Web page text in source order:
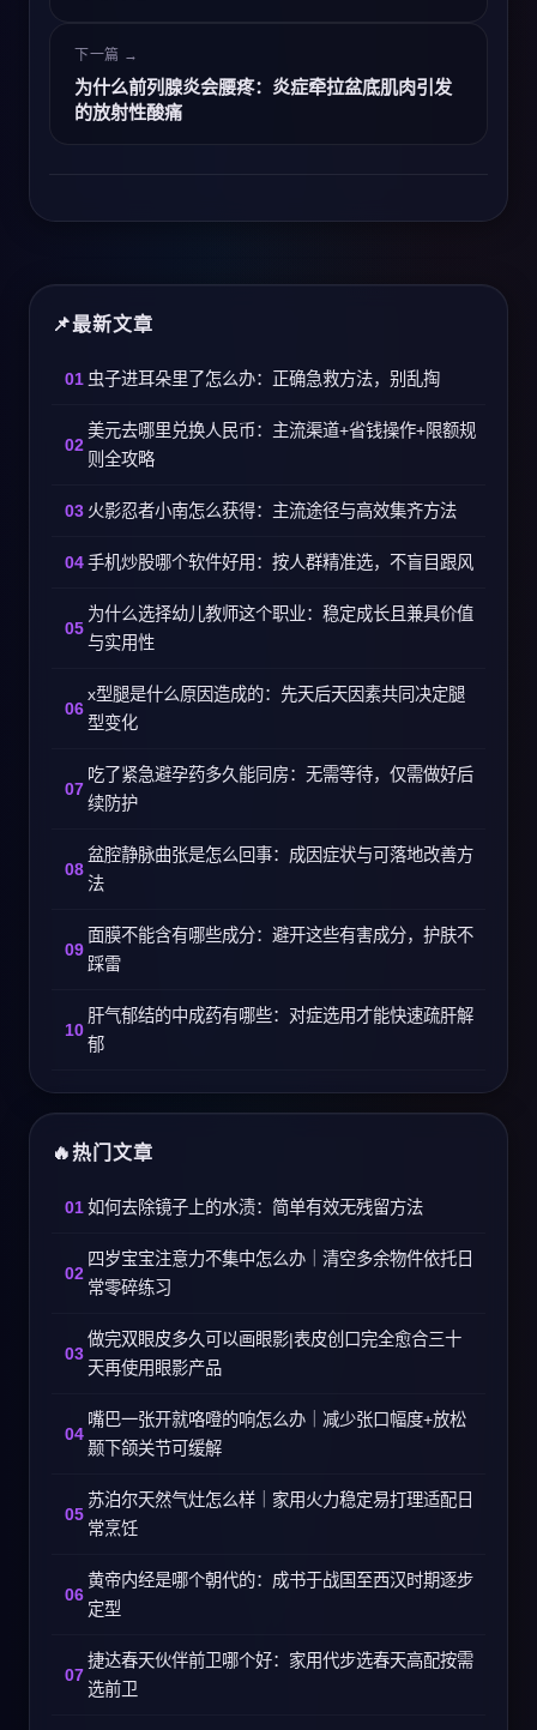
下一篇 →
为什么前列腺炎会腰疼：炎症牵拉盆底肌肉引发
的放射性酸痛
最新文章
虫子进耳朵里了怎么办：正确急救方法，别乱掏
美元去哪里兑换人民币：主流渠道+省钱操作+限额规
则全攻略
火影忍者小南怎么获得：主流途径与高效集齐方法
手机炒股哪个软件好用：按人群精准选，不盲目跟风
为什么选择幼儿教师这个职业：稳定成长且兼具价值
与实用性
x型腿是什么原因造成的：先天后天因素共同决定腿
型变化
吃了紧急避孕药多久能同房：无需等待，仅需做好后
续防护
盆腔静脉曲张是怎么回事：成因症状与可落地改善方
法
面膜不能含有哪些成分：避开这些有害成分，护肤不
踩雷
肝气郁结的中成药有哪些：对症选用才能快速疏肝解
郁
热门文章
如何去除镜子上的水渍：简单有效无残留方法
四岁宝宝注意力不集中怎么办｜清空多余物件依托日
常零碎练习
做完双眼皮多久可以画眼影|表皮创口完全愈合三十
天再使用眼影产品
嘴巴一张开就咯噔的响怎么办｜减少张口幅度+放松
颞下颌关节可缓解
苏泊尔天然气灶怎么样｜家用火力稳定易打理适配日
常烹饪
黄帝内经是哪个朝代的：成书于战国至西汉时期逐步
定型
捷达春天伙伴前卫哪个好：家用代步选春天高配按需
选前卫